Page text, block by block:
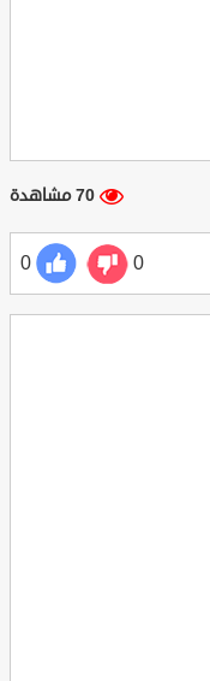
70 مشاهدة
0
0